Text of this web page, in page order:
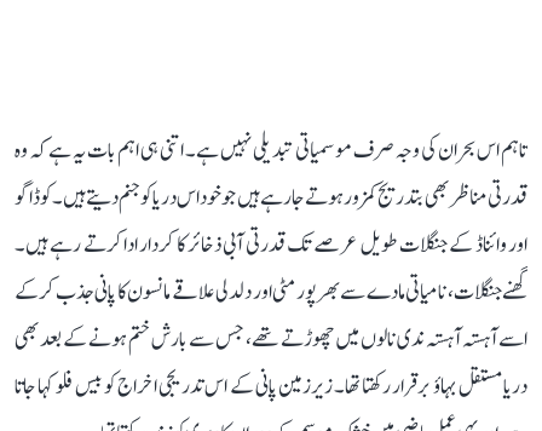
تاہم اس بحران کی وجہ صرف موسمیاتی تبدیلی نہیں ہے۔ اتنی ہی اہم بات یہ ہے کہ وہ
قدرتی مناظر بھی بتدریج کمزور ہوتے جا رہے ہیں جو خود اس دریا کو جنم دیتے ہیں۔ کوڈاگو
اور وائناڈ کے جنگلات طویل عرصے تک قدرتی آبی ذخائر کا کردار ادا کرتے رہے ہیں۔
گھنے جنگلات، نامیاتی مادے سے بھرپور مٹی اور دلدلی علاقے مانسون کا پانی جذب کر کے
اسے آہستہ آہستہ ندی نالوں میں چھوڑتے تھے، جس سے بارش ختم ہونے کے بعد بھی
دریا مستقل بہاؤ برقرار رکھتا تھا۔ زیرزمین پانی کے اس تدریجی اخراج کو بیس فلو کہا جاتا